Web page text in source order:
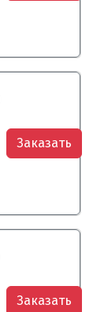
Заказать
Заказать